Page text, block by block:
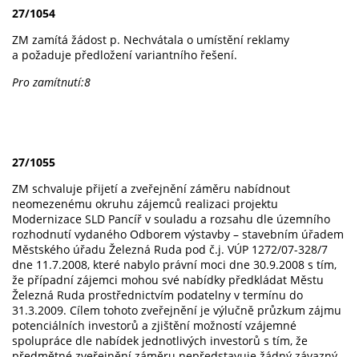
27/1054
ZM zamítá žádost p. Nechvátala o umístění reklamy
a požaduje předložení variantního řešení.
Pro zamítnutí:8
27/1055
ZM schvaluje přijetí a zveřejnění záměru nabídnout
neomezenému okruhu zájemců realizaci projektu
Modernizace SLD Pancíř v souladu a rozsahu dle územního
rozhodnutí vydaného Odborem výstavby – stavebním úřadem
Městského úřadu Železná Ruda pod č.j. VÚP 1272/07-328/7
dne 11.7.2008, které nabylo právní moci dne 30.9.2008 s tím,
že případní zájemci mohou své nabídky předkládat Městu
Železná Ruda prostřednictvím podatelny v termínu do
31.3.2009. Cílem tohoto zveřejnění je výlučně průzkum zájmu
potenciálních investorů a zjištění možností vzájemné
spolupráce dle nabídek jednotlivých investorů s tím, že